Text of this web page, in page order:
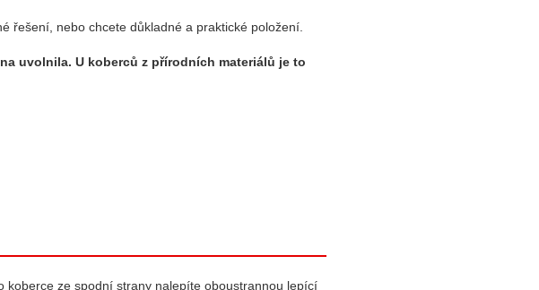
řešení, nebo chcete důkladné a praktické položení.
uvolnila. U koberců z přírodních materiálů je to
ze spodní strany nalepíte oboustrannou lepící